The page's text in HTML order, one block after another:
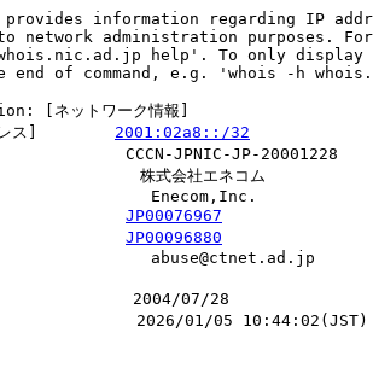
provides information regarding IP
network administration purposes.
whois.nic.ad.jp help'. To only
end of command, e.g. 'whois -h
[ネットワーク情報]
アドレス] 2001:02a8::/32
CCCN-JPNIC-JP-20001228
株式会社エネコム
Enecom,Inc.
窓口] JP00076967
当者] JP00096880
abuse@ctnet.ad.jp
2004/07/28
2026/01/05 10:44:02(JST)